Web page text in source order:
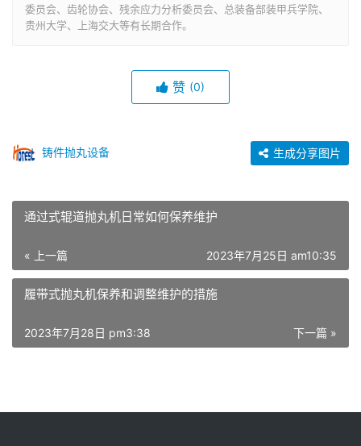
委员会、齿轮协会、残余应力分析委员会、总装备部装甲兵学院、
贵州大学、上海交大等有长期合作。
赞 (0)
铸件抛丸设备 生成分享图片
通过式辊道抛丸机日常如何保养维护
« 上一篇 2023年7月25日 am10:35
履带式抛丸机保养和调整维护的措施
下一篇 »
2023年7月28日 pm3:38